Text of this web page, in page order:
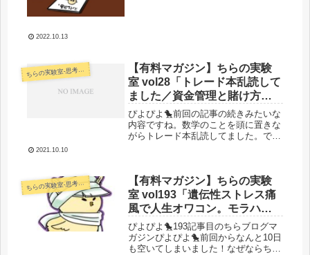
2022.10.13
ちらの実験室-思考・失敗談・リアルタイム実況等を発信します-
【有料マガジン】ちらの実験
室 vol28「トレード本乱読して
ました／資金管理と賭け方に
ついての古典論文を軽く紹
介」
ぴよぴよ🐤前回の記事の続きみたいな
内容ですね。数学のことを頭に置きな
がらトレード本乱読してました。で、
乱読してましたｗちょっと前にネット
シ...
2021.10.10
ちらの実験室-思考・失敗談・リアルタイム実況等を発信します-
【有料マガジン】ちらの実験
室 vol193「遺伝性ストレス痛
風で人生オワコン。モラハン
ターに俺はなる！／SEO実験
報告-個人が戦える新手-／新サ
イト作ってます」
ぴよぴよ🐤193記事目のちらブログマ
ガジンぴよぴよ🐤前回からなんと10日
も空いてしまいました！なぜならち